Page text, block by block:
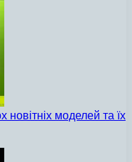
новітніх моделей та їх